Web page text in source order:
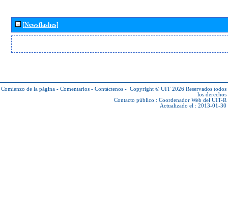
[Newsflashes]
Comienzo de la página - Comentarios - Contáctenos - Copyright © UIT 2026 Reservados todos
los derechos
Contacto público : Coordenador Web del UIT-R
Actualizado el : 2013-01-30